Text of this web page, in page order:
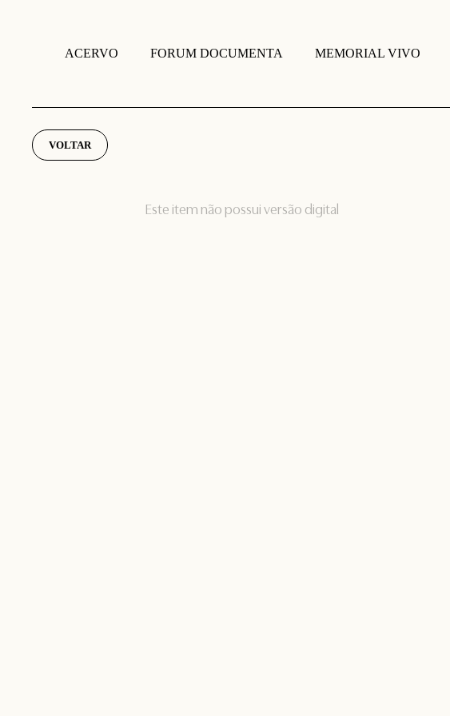
ACERVO FORUM DOCUMENTA MEMORIAL VIVO
VOLTAR
Este item não possui versão digital